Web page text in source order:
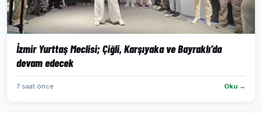
İzmir Yurttaş Meclisi; Çiğli, Karşıyaka ve Bayraklı’da
devam edecek
7 saat önce Oku →